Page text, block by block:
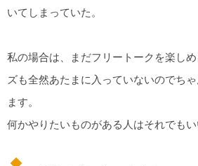
いてしまっていた。
私の場合は、まだフリートークを楽し
ズも全然あたまに入っていないのでち
ます。
何かやりたいものがある人はそれでもい